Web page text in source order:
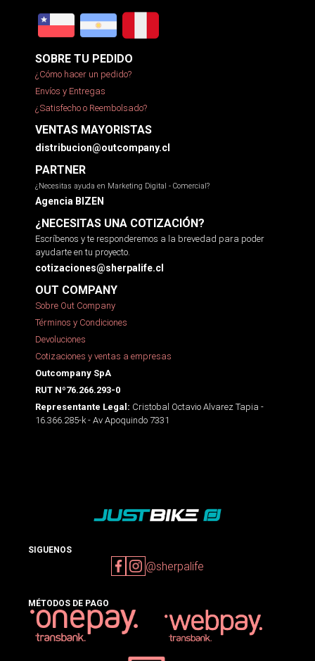
SOBRE TU PEDIDO
¿Cómo hacer un pedido?
Envíos y Entregas
¿Satisfecho o Reembolsado?
VENTAS MAYORISTAS
distribucion@outcompany.cl
PARTNER
¿Necesitas ayuda en Marketing Digital - Comercial?
Agencia BIZEN
¿NECESITAS UNA COTIZACIÓN?
Escríbenos y te responderemos a la brevedad para poder
ayudarte en tu proyecto.
cotizaciones@sherpalife.cl
OUT COMPANY
Sobre Out Company
Términos y Condiciones
Devoluciones
Cotizaciones y ventas a empresas
Outcompany SpA
RUT Nº76.266.293-0
Representante Legal: Cristobal Octavio Alvarez Tapia -
16.366.285-k - Av Apoquindo 7331
SIGUENOS
@sherpalife
MÉTODOS DE PAGO